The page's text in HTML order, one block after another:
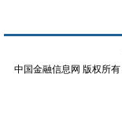
中国金融信息网 版权所有